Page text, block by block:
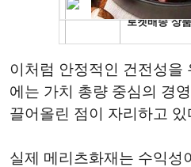
이처럼 안정적인 건전성을
에는 가치 총량 중심의 경
끌어올린 점이 자리하고 있
실제 메리츠화재는 수익성